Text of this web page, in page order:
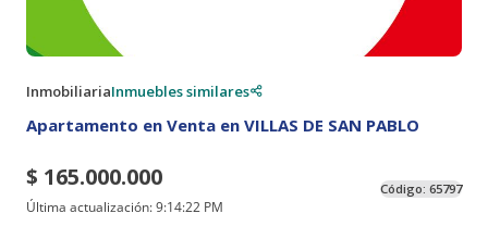
InmobiliariaInmuebles similares
Apartamento en Venta en VILLAS DE SAN PABLO
$ 165.000.000
Última actualización:9:14:22 PM
Código: 65797